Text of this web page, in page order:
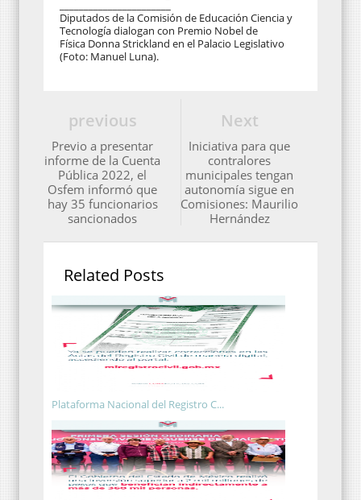
Diputados de la Comisión de Educación Ciencia y
Tecnología dialogan con Premio Nobel de
Física Donna Strickland en el Palacio Legislativo
(Foto: Manuel Luna).
Next
Iniciativa para que
contralores
municipales tengan
autonomía sigue en
Comisiones: Maurilio
Hernández
previous
Previo a presentar
informe de la Cuenta
Pública 2022, el
Osfem informó que
hay 35 funcionarios
sancionados
Related Posts
Plataforma Nacional del Registro C...